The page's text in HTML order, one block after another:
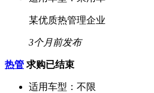
某优质热管理企业
3个月前发布
热管 求购已结束
适用车型： 不限